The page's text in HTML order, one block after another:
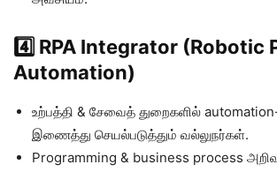
4️⃣ RPA Integrator (Robotic
Automation)
உற்பத்தி & சேவைத் துறைகளில்
இணைத்து செயல்படுத்தும் வல்லுநர்கள்.
Programming & business process